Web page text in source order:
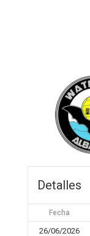
Detalles
Fecha
26/06/2026